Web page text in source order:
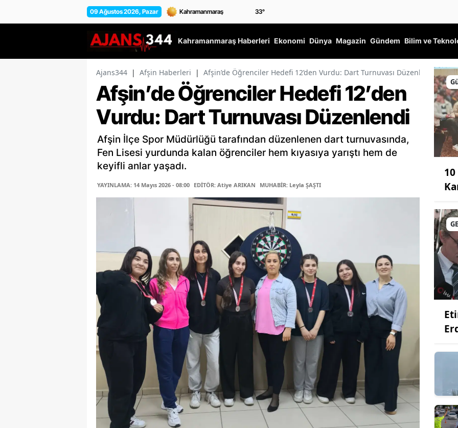
09 Ağustos 2026, Pazar 33°
Kahramanmaraş Haberleri Ekonomi Dünya Magazin Gündem Bilim ve
Ajans344 | Afşin Haberleri | Afşin’de Öğrenciler Hedefi 12’den Vurdu: Dart Turnuvası Düzenlendi
Afşin’de Öğrenciler Hedefi 12’den
Vurdu: Dart Turnuvası Düzenlendi
Afşin İlçe Spor Müdürlüğü tarafından düzenlenen dart turnuvasında,
Fen Lisesi yurdunda kalan öğrenciler hem kıyasıya yarıştı hem de
keyifli anlar yaşadı.
YAYINLAMA: 14 Mayıs 2026 - 08:00 EDİTÖR: Atiye ARIKAN MUHABİR: Leyla ŞAŞTI